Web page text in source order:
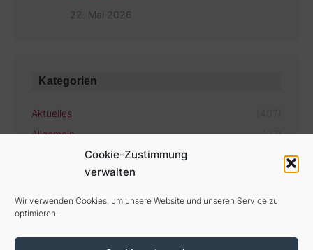
Cookie-Zustimmung
verwalten
Wir verwenden Cookies, um unsere Website und unseren Service zu
optimieren.
22. Mai 2026
Kategorien
Aktuelles
Allgemein
(27)
Aktuelle Termine